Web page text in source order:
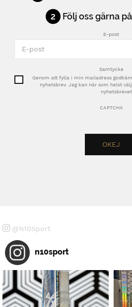
2 Följ oss gärna
E-post
Samtycke
Genom att fylla i min mailadress
nyhetsbrev. Jag kan när som helst
nyhetsbrevet.
CAPTCHA
@N10Sport
n10sport